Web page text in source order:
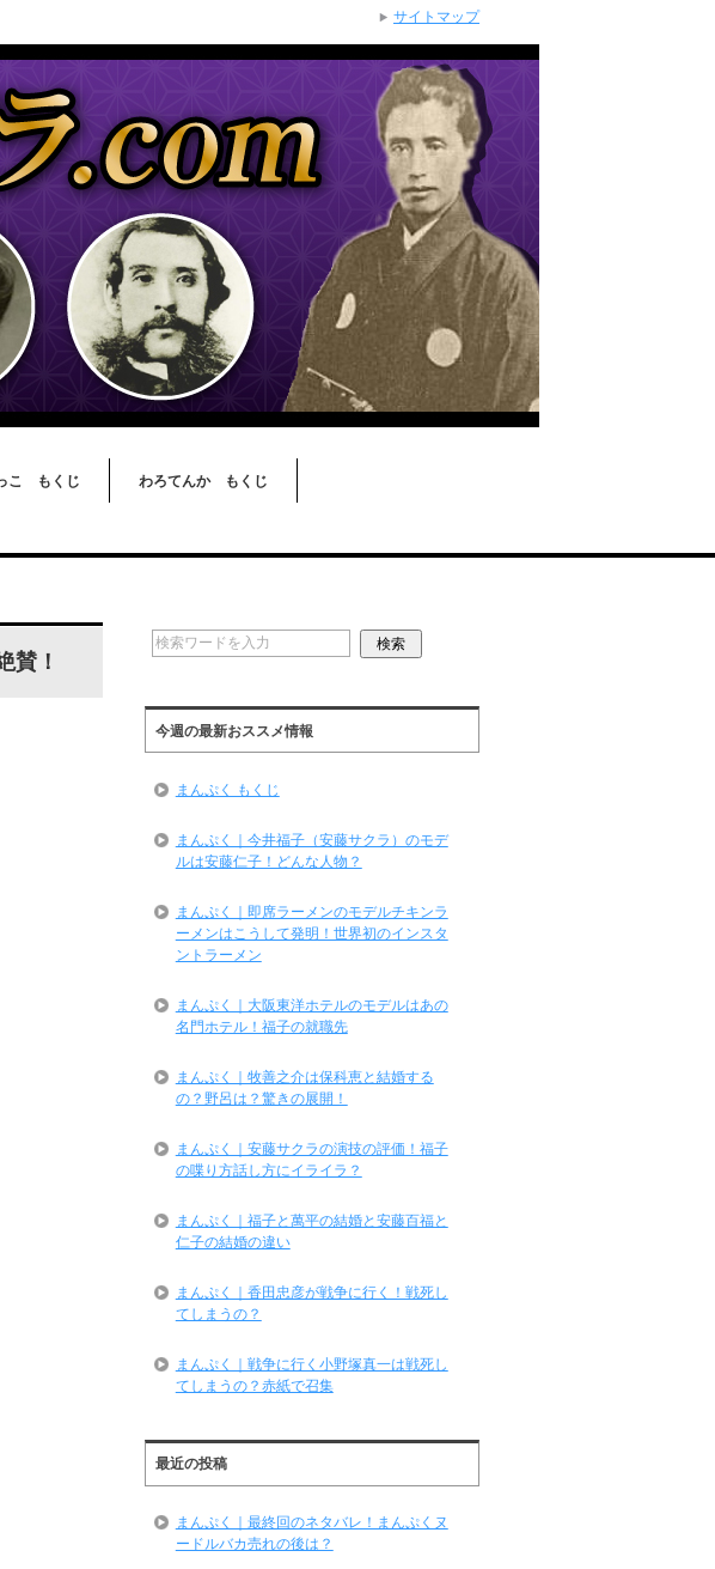
こ もくじ わろてんか もくじ
賛！
今週の最新おススメ情報
まんぷく もくじ
まんぷく｜今井福子（安藤サクラ）のモデ
ルは安藤仁子！どんな人物？
まんぷく｜即席ラーメンのモデルチキンラ
ーメンはこうして発明！世界初のインスタ
ントラーメン
まんぷく｜大阪東洋ホテルのモデルはあの
名門ホテル！福子の就職先
まんぷく｜牧善之介は保科恵と結婚する
の？野呂は？驚きの展開！
まんぷく｜安藤サクラの演技の評価！福子
の喋り方話し方にイライラ？
まんぷく｜福子と萬平の結婚と安藤百福と
仁子の結婚の違い
まんぷく｜香田忠彦が戦争に行く！戦死し
てしまうの？
まんぷく｜戦争に行く小野塚真一は戦死し
てしまうの？赤紙で召集
最近の投稿
まんぷく｜最終回のネタバレ！まんぷくヌ
ードルバカ売れの後は？
サイトマップ